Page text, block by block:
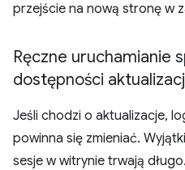
przejście na nową stronę w
Ręczne uruchamianie
dostępności
Jeśli chodzi o aktualizacje,
powinna się zmieniać.
sesje w witrynie trwają